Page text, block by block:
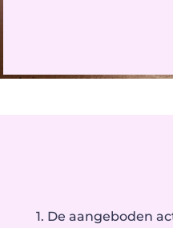
1. De aangeboden